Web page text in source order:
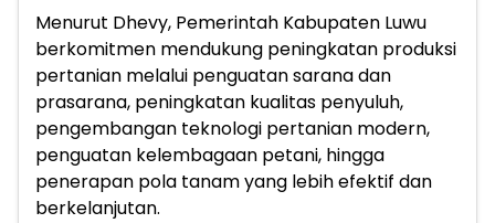
Menurut Dhevy, Pemerintah Kabupaten Luwu
berkomitmen mendukung peningkatan produksi
pertanian melalui penguatan sarana dan
prasarana, peningkatan kualitas penyuluh,
pengembangan teknologi pertanian modern,
penguatan kelembagaan petani, hingga
penerapan pola tanam yang lebih efektif dan
berkelanjutan.